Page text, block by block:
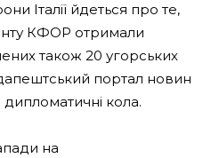
Італії йдеться про те,
КФОР отримали
також 20 угорських
портал новин
кола.
на